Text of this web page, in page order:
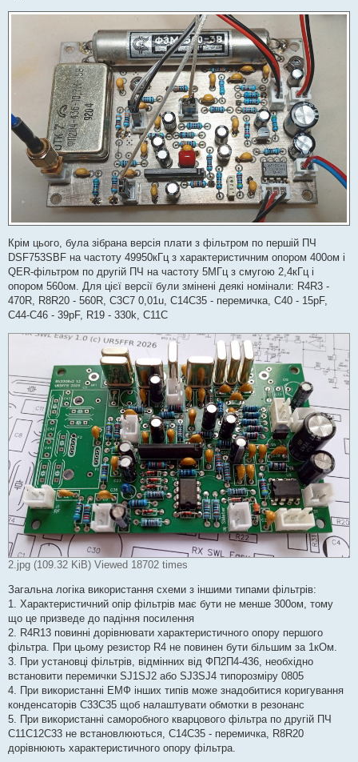
Крім цього, була зібрана версія плати з фільтром по першій ПЧ
DSF753SBF на частоту 49950кГц з характеристичним опором 400ом і
QER-фільтром по другій ПЧ на частоту 5МГц з смугою 2,4кГц і
опором 560ом. Для цієї версії були змінені деякі номінали: R4R3 -
470R, R8R20 - 560R, C3C7 0,01u, C14C35 - перемичка, C40 - 15pF,
C44-C46 - 39pF, R19 - 330k, C11C
2.jpg (109.32 KiB) Viewed 18702 times
Загальна логіка використання схеми з іншими типами фільтрів:
1. Характеристичний опір фільтрів має бути не менше 300ом, тому
що це призведе до падіння посилення
2. R4R13 повинні дорівнювати характеристичного опору першого
фільтра. При цьому резистор R4 не повинен бути більшим за 1кОм.
3. При установці фільтрів, відмінних від ФП2П4-436, необхідно
встановити перемички SJ1SJ2 або SJ3SJ4 типорозміру 0805
4. При використанні ЕМФ інших типів може знадобитися коригування
конденсаторів C33C35 щоб налаштувати обмотки в резонанс
5. При використанні саморобного кварцового фільтра по другій ПЧ
C11C12C33 не встановлюються, C14C35 - перемичка, R8R20
дорівнюють характеристичного опору фільтра.